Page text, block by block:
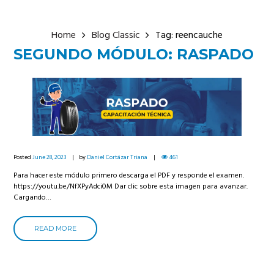
Home Blog Classic Tag: reencauche
SEGUNDO MÓDULO: RASPADO
PostedJune 28, 2023 byDaniel Cortázar Triana 461
Para hacer este módulo primero descarga el PDF y responde el examen.
https://youtu.be/NfXPyAdci0M Dar clic sobre esta imagen para avanzar.
Cargando…
READ MORE